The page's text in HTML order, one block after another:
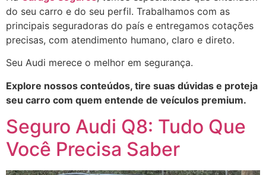
do seu carro e do seu perfil. Trabalhamos com as
principais seguradoras do país e entregamos cotações
precisas, com atendimento humano, claro e direto.
Seu Audi merece o melhor em segurança.
Explore nossos conteúdos, tire suas dúvidas e proteja
seu carro com quem entende de veículos premium.
Seguro Audi Q8: Tudo Que
Você Precisa Saber